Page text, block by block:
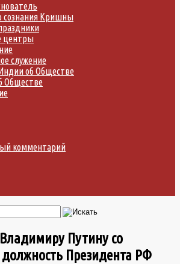
сознания Кришны
центры
служение
об Обществе
Обществе
комментарий
Путину со
Президента РФ